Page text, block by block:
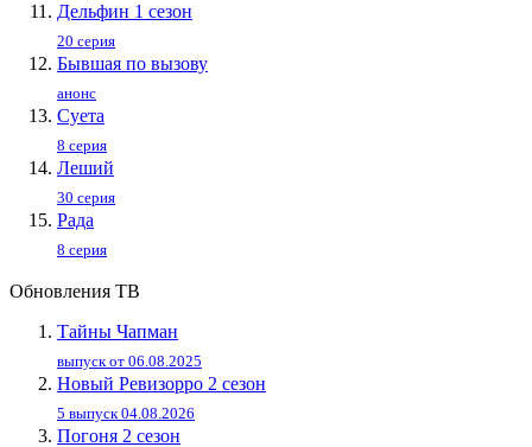
Дельфин 1 сезон
20 серия
Бывшая по вызову
анонс
Суета
8 серия
Леший
30 серия
Рада
8 серия
Обновления ТВ
Тайны Чапман
выпуск от 06.08.2025
Новый Ревизорро 2 сезон
5 выпуск 04.08.2026
Погоня 2 сезон